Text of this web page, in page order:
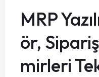
MRP
ör,
mirleri